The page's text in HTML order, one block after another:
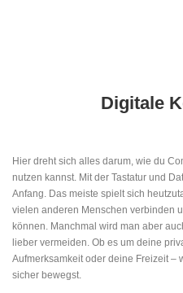
Digitale
Hier dreht sich alles darum, wie du
nutzen kannst. Mit der Tastatur und
Anfang. Das meiste spielt sich
vielen anderen Menschen verbinden
können. Manchmal wird man aber
lieber vermeiden. Ob es um deine
Aufmerksamkeit oder deine Freizeit –
sicher bewegst.